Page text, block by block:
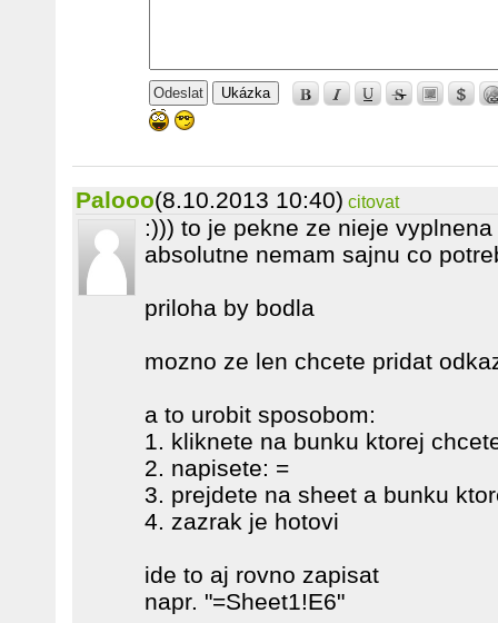
Ukázka
Palooo(8.10.2013 10:40) citovat
:))) to je pekne ze nieje
absolutne nemam sajnu co
priloha by bodla
mozno ze len chcete pridat
a to urobit sposobom:
1. kliknete na bunku ktorej
2. napisete: =
3. prejdete na sheet a bunku
4. zazrak je hotovi
ide to aj rovno zapisat
napr. "=Sheet1!E6"